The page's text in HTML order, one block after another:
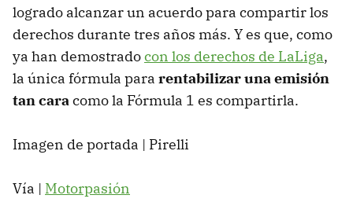
logrado alcanzar un acuerdo para compartir los
derechos durante tres años más. Y es que, como
ya han demostradocon los derechos de LaLiga,
la única fórmula para rentabilizar una emisión
tan caracomo la Fórmula 1 es compartirla.
Imagen de portada | Pirelli
Vía | Motorpasión